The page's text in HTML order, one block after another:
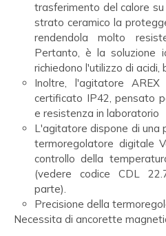
trasferimento del calore
strato ceramico la
rendendola molto
Pertanto, è la soluzione
richiedono l'utilizzo di acidi,
Inoltre, l'agitatore
certificato IP42, pensato
e resistenza in laboratorio
L'agitatore dispone di una
termoregolatore digitale
controllo della
(vedere codice CDL
parte).
Precisione della
Necessita di ancorette